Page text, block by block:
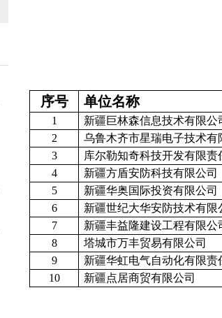
序号 单位名称
1 新疆巨林森信息技术有限公
2
乌鲁木齐市星瑞电子技术有
3
库尔勒知奇科技开发有限责
4
新疆方盾安防科技有限公司
5
新疆华奥国际投资有限公司
6
新疆世纪大华安防技术有限
7
新疆丰益隆建设工程有限公
8
塔城市万丰贸易有限公司
9
新疆华虹电气自动化有限责
10
新疆点居商贸有限公司